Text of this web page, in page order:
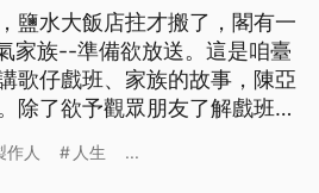
鹽水大飯店拄才搬了，閣有一
家族--準備欲放送。這是咱臺
歌仔戲班、家族的故事，陳亞
除了欲予觀眾朋友了解戲班的
、內文皆為臺語文。）
作人 人生 ...